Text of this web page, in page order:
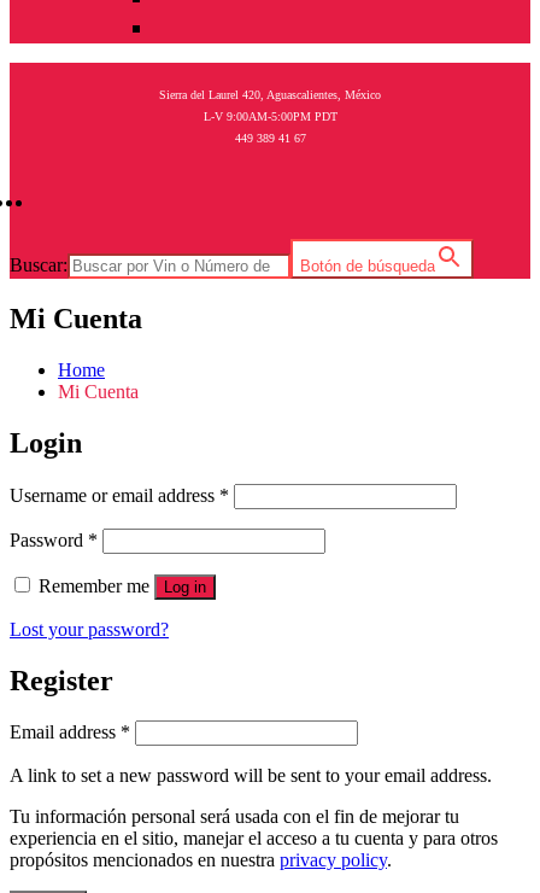
Sierra del Laurel 420, Aguascalientes, México
L-V 9:00AM-5:00PM PDT
449 389 41 67
Buscar: Botón de búsqueda
Mi Cuenta
Home
Mi Cuenta
Login
Username or email address *
Password *
Remember me Log in
Lost your password?
Register
Email address *
A link to set a new password will be sent to your email address.
Tu información personal será usada con el fin de mejorar tu
experiencia en el sitio, manejar el acceso a tu cuenta y para otros
propósitos mencionados en nuestra privacy policy.